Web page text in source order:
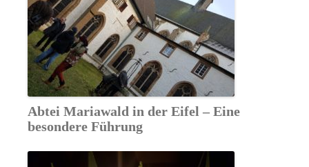
Abtei Mariawald in der Eifel – Eine
besondere Führung